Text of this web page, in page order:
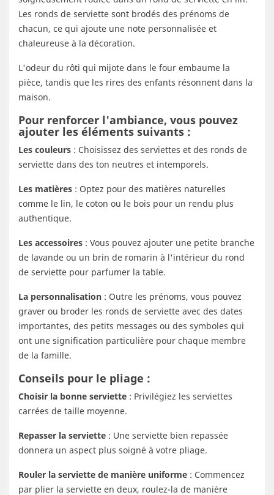
Les ronds de serviette sont brodés des prénoms de
chacun, ce qui ajoute une note personnalisée et
chaleureuse à la décoration.
L'odeur du rôti qui mijote dans le four embaume la
pièce, tandis que les rires des enfants résonnent dans la
maison.
Pour renforcer l'ambiance, vous pouvez
ajouter les éléments suivants :
Les couleurs : Choisissez des serviettes et des ronds de
serviette dans des ton neutres et intemporels.
Les matières : Optez pour des matières naturelles
comme le lin, le coton ou le bois pour un rendu plus
authentique.
Les accessoires : Vous pouvez ajouter une petite branche
de lavande ou un brin de romarin à l'intérieur du rond
de serviette pour parfumer la table.
La personnalisation : Outre les prénoms, vous pouvez
graver ou broder les ronds de serviette avec des dates
importantes, des petits messages ou des symboles qui
ont une signification particulière pour chaque membre
de la famille.
Conseils pour le pliage :
Choisir la bonne serviette : Privilégiez les serviettes
carrées de taille moyenne.
Repasser la serviette : Une serviette bien repassée
donnera un aspect plus soigné à votre pliage.
Rouler la serviette de manière uniforme : Commencez
par plier la serviette en deux, roulez-la de manière